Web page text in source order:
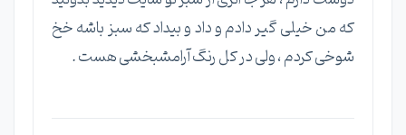
که من خیلی گیر دادم و داد و بیداد که سبز باشه خخ
شوخی کردم ، ولی در کل رنگ آرامشبخشی هست .